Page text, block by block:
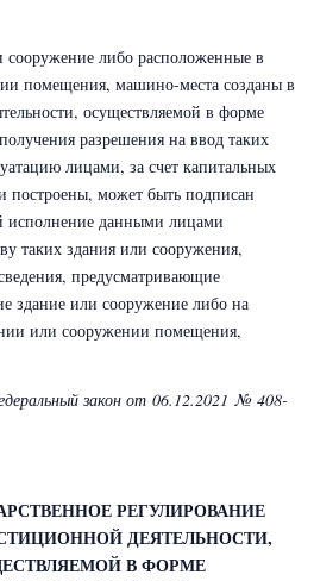
сооружение либо расположенные в
помещения, машино-места созданы в
осуществляемой в форме
разрешения на ввод таких
лицами, за счет капитальных
может быть подписан
данными лицами
таких здания или сооружения,
предусматривающие
здание или сооружение либо на
или сооружении помещения,
закон от 06.12.2021 № 408-
РЕГУЛИРОВАНИЕ
ДЕЯТЕЛЬНОСТИ,
В ФОРМЕ